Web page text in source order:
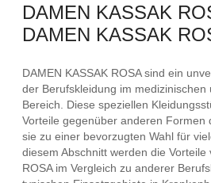
DAMEN KASSAK
DAMEN KASSAK
DAMEN KASSAK ROSA sind ein
der Berufskleidung im medizinischen
Bereich. Diese speziellen
Vorteile gegenüber anderen Formen
sie zu einer bevorzugten Wahl für
diesem Abschnitt werden die Vorteile
ROSA im Vergleich zu anderer